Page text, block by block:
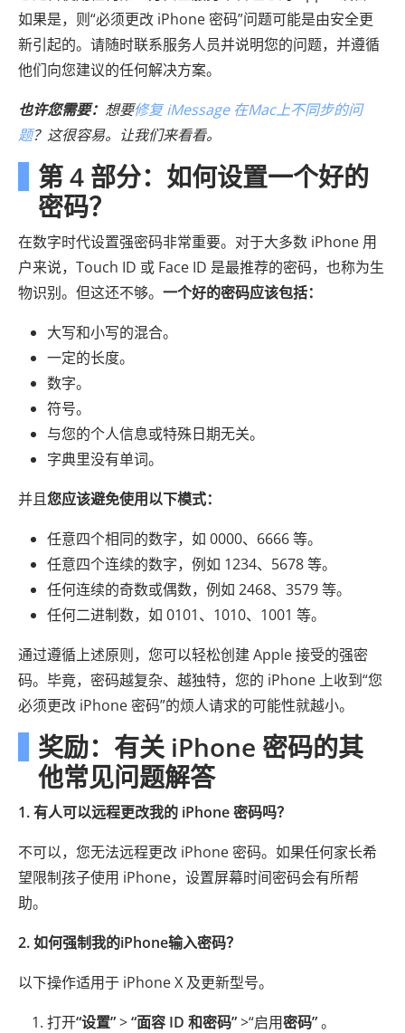
如果是，则“必须更改 iPhone 密码”问题可能是由安全更
新引起的。请随时联系服务人员并说明您的问题，并遵循
他们向您建议的任何解决方案。
也许您需要： 想要修复 iMessage 在Mac上不同步的问
题？这很容易。让我们来看看。
第 4 部分：如何设置一个好的
密码？
在数字时代设置强密码非常重要。对于大多数 iPhone 用
户来说，Touch ID 或 Face ID 是最推荐的密码，也称为生
物识别。但这还不够。 一个好的密码应该包括：
大写和小写的混合。
一定的长度。
数字。
符号。
与您的个人信息或特殊日期无关。
字典里没有单词。
并且您应该避免使用以下模式：
任意四个相同的数字，如 0000、6666 等。
任意四个连续的数字，例如 1234、5678 等。
任何连续的奇数或偶数，例如 2468、3579 等。
任何二进制数，如 0101、1010、1001 等。
通过遵循上述原则，您可以轻松创建 Apple 接受的强密
码。毕竟，密码越复杂、越独特，您的 iPhone 上收到“您
必须更改 iPhone 密码”的烦人请求的可能性就越小。
奖励：有关 iPhone 密码的其
他常见问题解答
1. 有人可以远程更改我的 iPhone 密码吗？
不可以，您无法远程更改 iPhone 密码。如果任何家长希
望限制孩子使用 iPhone，设置屏幕时间密码会有所帮
助。
2. 如何强制我的iPhone输入密码？
以下操作适用于 iPhone X 及更新型号。
打开“设置”>“面容 ID 和密码”>“启用密码”。